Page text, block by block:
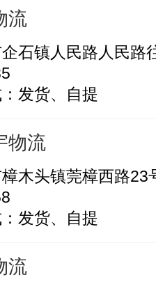
流
石镇人民路人民路
发货、自提
物流
木头镇莞樟西路23
发货、自提
流